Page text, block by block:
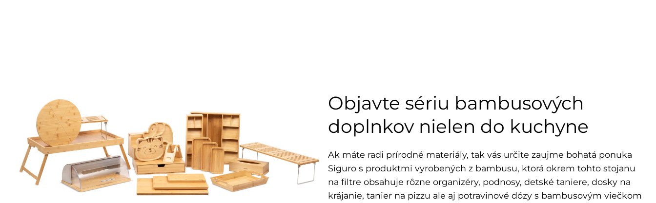
Objavte sériu bambusových
doplnkov nielen do kuchyne
Ak máte radi prírodné materiály, tak vás určite zaujme bohatá ponuka
Siguro s produktmi vyrobených z bambusu, ktorá okrem tohto stojanu
na filtre obsahuje rôzne organizéry, podnosy, detské taniere, dosky na
krájanie, tanier na pizzu ale aj potravinové dózy s bambusovým viečkom